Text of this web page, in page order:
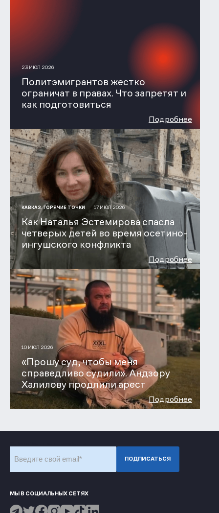
23 ИЮЛ 2026
Политэмигрантов жестко
ограничат в правах. Что запретят и
как подготовиться
Подробнее
КАВКАЗ. ГОРЯЧИЕ ТОЧКИ 17 ИЮЛ 2026
Как Наталья Эстемирова спасла
четверых детей во время осетино-
ингушского конфликта
Подробнее
10 ИЮЛ 2026
«Прошу суд, чтобы меня
справедливо судили». Андзору
Халилову продлили арест
Подробнее
ПОДПИСАТЬСЯ
МЫ В СОЦИАЛЬНЫХ СЕТЯХ